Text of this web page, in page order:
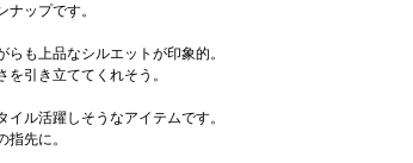
ップです。
も上品なシルエットが印象的。
引き立ててくれそう。
ル活躍しそうなアイテムです。
先に。